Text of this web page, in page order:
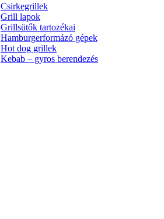
Csirkegrillek
Grill lapok
Grillsütők tartozékai
Hamburgerformázó gépek
Hot dog grillek
Kebab – gyros berendezés